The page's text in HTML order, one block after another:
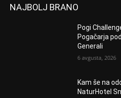
NAJBOLJ BRANO
Pogi
Pogačarja
Generali
6 avgusta, 2026
Kam še na
NaturHotel